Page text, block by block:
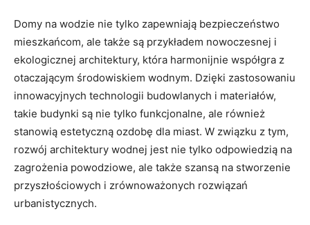
Domy na wodzie nie tylko⁤ zapewniają bezpieczeństwo
mieszkańcom, ale‌ także są przykładem ⁤nowoczesnej ​i
ekologicznej architektury, która harmonijnie‌ współgra‍ z
otaczającym środowiskiem wodnym.‍ Dzięki⁢ zastosowaniu
innowacyjnych technologii budowlanych i materiałów,
‌takie⁣ budynki są nie ⁣tylko funkcjonalne, ale również‌
stanowią estetyczną ozdobę dla miast. W związku z tym,
rozwój​ architektury wodnej jest nie tylko ⁢odpowiedzią na ​
zagrożenia powodziowe, ale także szansą na ​stworzenie ​
przyszłościowych i ‌zrównoważonych rozwiązań
urbanistycznych.